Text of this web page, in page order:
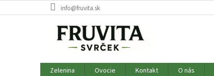
na
info@fruvita.sk
Zelenina Ovocie Kontakt O nás